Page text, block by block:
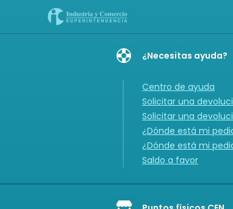
¿Necesitas ayuda?
Centro de ayuda
Solicitar una
Solicitar una
¿Dónde está mi
¿Dónde está mi
Saldo a favor